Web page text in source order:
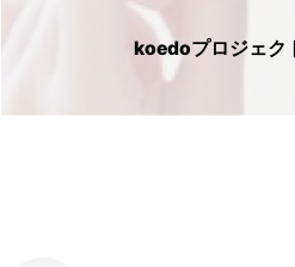
koedoプロジェク